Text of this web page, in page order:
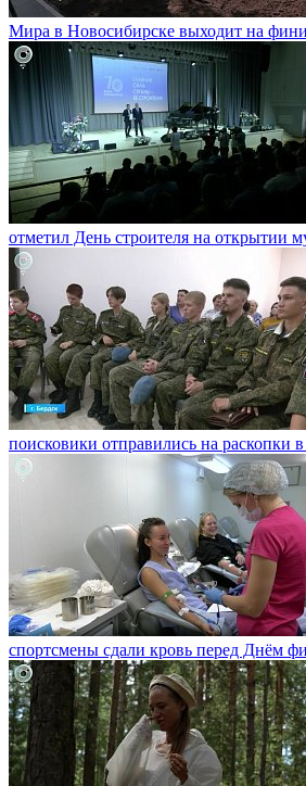
Мира в Новосибирске выходит на
отметил День строителя на открытии
поисковики отправились на раскопки
спортсмены сдали кровь перед Днём